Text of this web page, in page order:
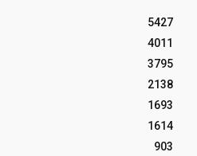
5427
4011
3795
2138
1693
1614
903